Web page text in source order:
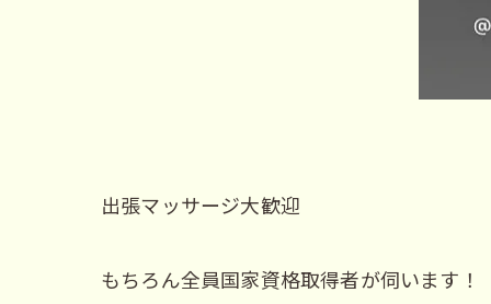
出張マッサージ大歓迎
もちろん全員国家資格取得者が伺います！